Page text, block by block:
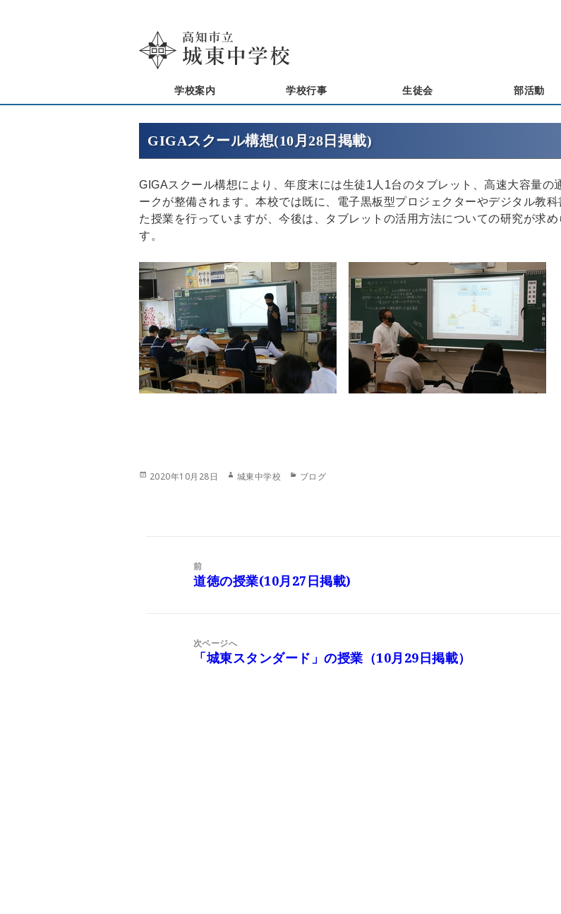
学校案内 学校行事 生徒会 部活動
GIGAスクール構想(10月28日掲載)
GIGAスクール構想により、年度末には生徒1人1台のタブレット、高速大容量の
ークが整備されます。本校では既に、電子黒板型プロジェクターやデジタル教科
た授業を行っていますが、今後は、タブレットの活用方法についての研究が求め
す。
投
2020年10月28日
作
城東中学校
カ
ブログ
前
前
道徳の授業(10月27日掲載)
次ページへ
次「城東スタンダード」の授業（10月29日掲載）